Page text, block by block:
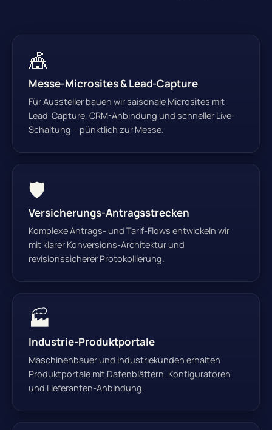
🎪
Messe-Microsites & Lead-Capture
Für Aussteller bauen wir saisonale Microsites mit
Lead-Capture, CRM-Anbindung und schneller Live-
Schaltung – pünktlich zur Messe.
🛡
Versicherungs-Antragsstrecken
Komplexe Antrags- und Tarif-Flows entwickeln wir
mit klarer Konversions-Architektur und
revisionssicherer Protokollierung.
🏭
Industrie-Produktportale
Maschinenbauer und Industriekunden erhalten
Produktportale mit Datenblättern, Konfiguratoren
und Lieferanten-Anbindung.